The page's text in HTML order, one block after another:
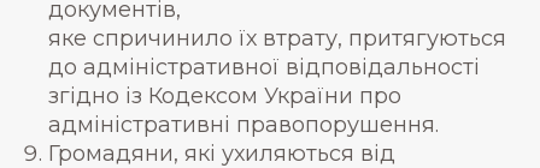
документів,
яке спричинило їх втрату, притягуються
до адміністративної відповідальності
згідно із Кодексом України про
адміністративні правопорушення.
Громадяни, які ухиляються від